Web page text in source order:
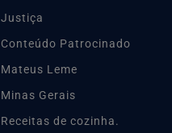
Justiça
Conteúdo Patrocinado
Mateus Leme
Minas Gerais
Receitas de cozinha.